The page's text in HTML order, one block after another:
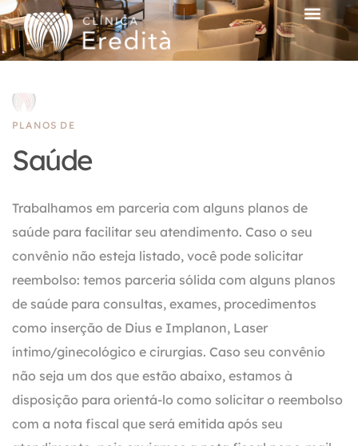
PLANOS DE
Saúde
Trabalhamos em parceria com alguns planos de
saúde para facilitar seu atendimento. Caso o seu
convênio não esteja listado, você pode solicitar
reembolso: temos parceria sólida com alguns planos
de saúde para consultas, exames, procedimentos
como inserção de Dius e Implanon, Laser
íntimo/ginecológico e cirurgias. Caso seu convênio
não seja um dos que estão abaixo, estamos à
disposição para orientá-lo como solicitar o reembolso
com a nota fiscal que será emitida após seu